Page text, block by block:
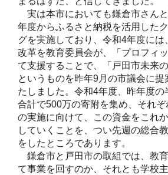
実は本市においても鎌倉市さん
年度からふるさと納税を活用した
グを実施しており、令和4年度には
改革を教育委員会が、「プロフィ
て支援することで、「戸田市未来
というものを昨年9月の市議会に
たしました。令和4年度、昨年度の
合計で500万の寄附を集め、それ
の実施に向けて、この資金をこれ
していくことを、つい先週の総合
をしたところであります。
鎌倉市と戸田市の取組では、教
て事業を回すのか、それとも学校